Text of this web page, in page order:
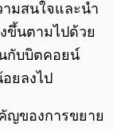
มสนใจและนำ
ขึ้นตามไปด้วย
กับบิตคอยน์
ยลงไป
ญของการขยาย